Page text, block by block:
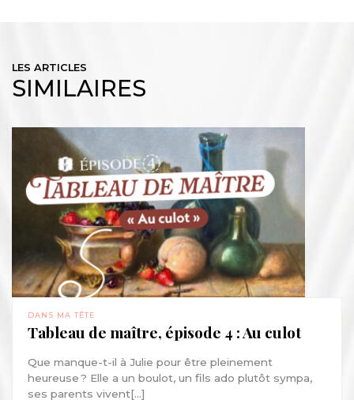
LES ARTICLES
SIMILAIRES
DANS MA TÊTE
Tableau de maître, épisode 4 : Au culot
Que manque-t-il à Julie pour être pleinement
heureuse ? Elle a un boulot, un fils ado plutôt sympa,
ses parents vivent[...]